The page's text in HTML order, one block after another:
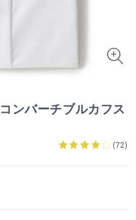
ンバーチブルカフス
(72)